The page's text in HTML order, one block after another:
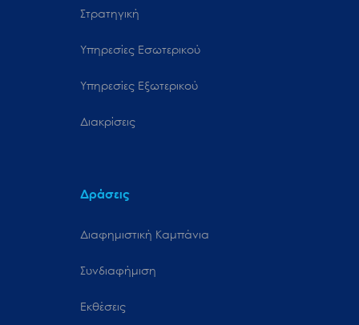
Στρατηγική
Υπηρεσίες Εσωτερικού
Υπηρεσίες Εξωτερικού
Διακρίσεις
Δράσεις
Διαφημιστική Καμπάνια
Συνδιαφήμιση
Εκθέσεις